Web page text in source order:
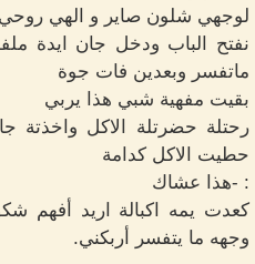
لوجهي شلون صاير و الهي روحي
نفتح الباب ودخل جان ايدة
ماتفسر وبعدين فات جوة
بقيت مفهية شبي هذا يربي
رحتلة حضرتلة الاكل
حطيت الاكل كدامة
: -هذا عشاك
كعدت يمه اكبالة اريد أفهم
وجهه ما يتفسر أربكني.